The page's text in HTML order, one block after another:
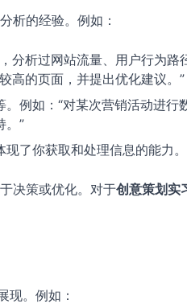
析的经验。例如：
分析过网站流量、用户行为路
高的页面，并提出优化建议。”
例如：“对某次营销活动进行
。”
了你获取和处理信息的能力。
决策或优化。对于创意策划实
现。例如：